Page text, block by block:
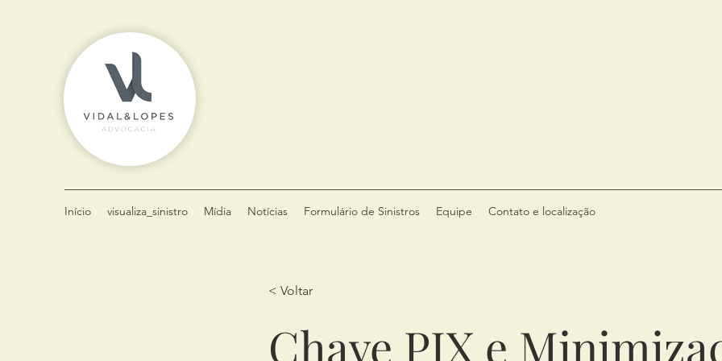
Início visualiza_sinistro Mídia Notícias Formulário de Sinistros Equipe Contato e localização
< Voltar
Chave PIX e